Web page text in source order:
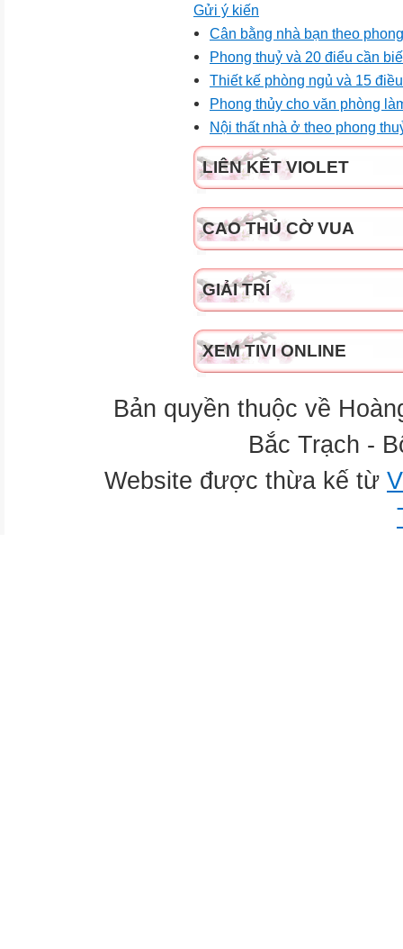
Gửi ý kiến
Cân bằng nhà bạn theo
Phong thuỷ và 20 điểu cần
Thiết kế phòng ngủ và 15
Phong thủy cho văn phòng
Nội thất nhà ở theo phong
LIÊN KẾT VIOLET
CAO THỦ CỜ VUA
GIẢI TRÍ
XEM TIVI ONLINE
Bản quyền thuộc về
Bắc Trạch -
Website được thừa kế từ